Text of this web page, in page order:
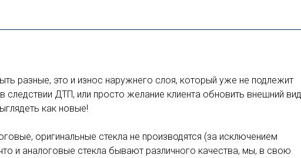
разные, это и износ наружнего слоя, который уже не подлежит
ДТП, или просто желание клиента обновить внешний вид
как новые!
оригинальные стекла не производятся (за исключением
и аналоговые стекла бывают различного качества, мы, в свою